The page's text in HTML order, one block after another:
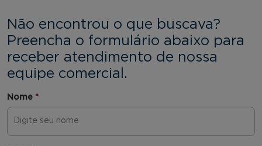
Não encontrou o que buscava?
Preencha o formulário abaixo para
receber atendimento de nossa
equipe comercial.
Nome *